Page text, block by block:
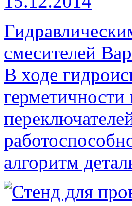
смесителей
В ходе
герметичности
алгоритм